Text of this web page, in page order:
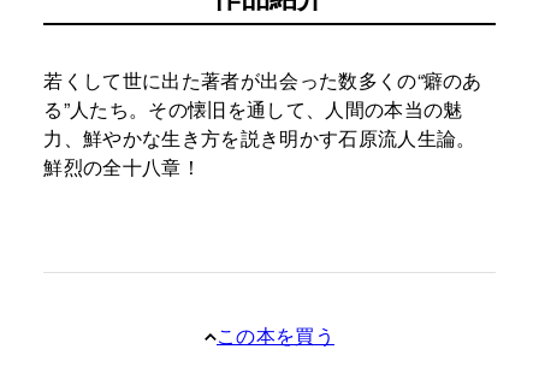
若くして世に出た著者が出会った数多くの“癖のあ
る”人たち。その懐旧を通して、人間の本当の魅
力、鮮やかな生き方を説き明かす石原流人生論。
鮮烈の全十八章！
この本を買う